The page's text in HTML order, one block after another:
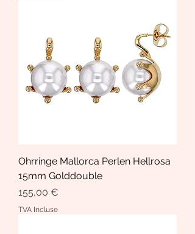
Ohrringe Mallorca Perlen Hellrosa
15mm Golddouble
Prix
155,00 €
TVA Incluse